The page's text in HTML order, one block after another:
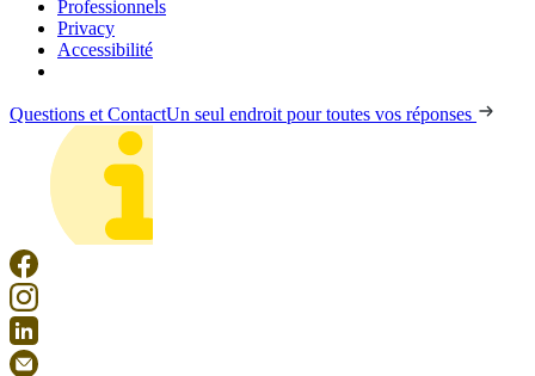
Professionnels
Privacy
Accessibilité
Questions et ContactUn seul endroit pour toutes vos réponses